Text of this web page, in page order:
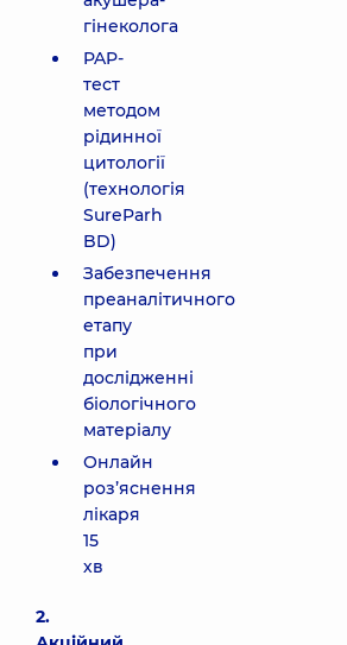
гінеколога
PAP-
тест
методом
рідинної
цитології
(технологія
SureParh
BD)
Забезпечення
преаналітичного
етапу
при
дослідженні
біологічного
матеріалу
Онлайн
роз’яснення
лікаря
15
хв
2.